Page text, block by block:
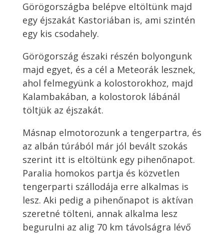
Görögországba belépve eltöltünk majd
egy éjszakát Kastoriában is, ami szintén
egy kis csodahely.
Görögország északi részén bolyongunk
majd egyet, és a cél a Meteorák lesznek,
ahol felmegyünk a kolostorokhoz, majd
Kalambakában, a kolostorok lábánál
töltjük az éjszakát.
Másnap elmotorozunk a tengerpartra, és
az albán túrából már jól bevált szokás
szerint itt is eltöltünk egy pihenőnapot.
Paralia homokos partja és közvetlen
tengerparti szállodája erre alkalmas is
lesz. Aki pedig a pihenőnapot is aktívan
szeretné tölteni, annak alkalma lesz
begurulni az alig 70 km távolságra lévő